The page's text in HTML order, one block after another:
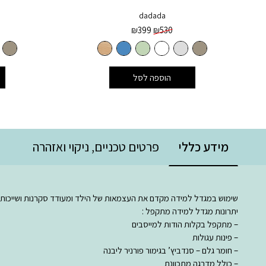
dadada
₪530
המחיר
המקורי
היה:
₪530.
₪399
הנוכחי
הוא:
₪399.
הוספה לסל
מידע כללי פרטים טכניים, ניקוי ואזהרה
שימוש במגדל למידה מקדם את העצמאות של הילד ומעודד סקרנות
יתרונות מגדל למידה מתקפל :
– מתקפל בקלות הודות למייסבים
– פינות עגולות
– חומר גלם – סנדביץ’ בגימור פורניר ליבנה
– כולל מדרגה מתכוונת